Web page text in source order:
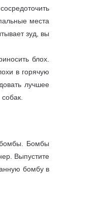
места
зуд, вы
блох.
в горячую
лучшее
бомбы. Бомбы
Выпустите
бомбу в